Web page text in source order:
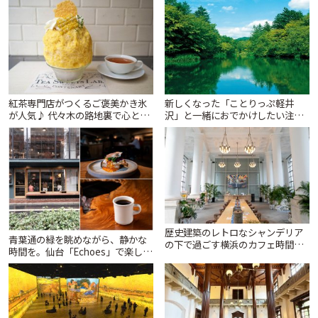
T&K」 | ことりっぷ
紅茶専門店がつくるご褒美かき氷
が人気♪ 代々木の路地裏で心とき
めくひんやり時間「ティー スイー
ツ ラボ コンテナート」 | ことりっ
ぷ
新しくなった「ことりっぷ軽井
沢」と一緒におでかけしたい注目
スポット13選【スタンプラリー開
催中】 | ことりっぷ
青葉通の緑を眺めながら、静かな
時間を。仙台「Echoes」で楽しむ
モーニングとランチ | ことりっぷ
歴史建築のレトロなシャンデリア
の下で過ごす横浜のカフェ時間